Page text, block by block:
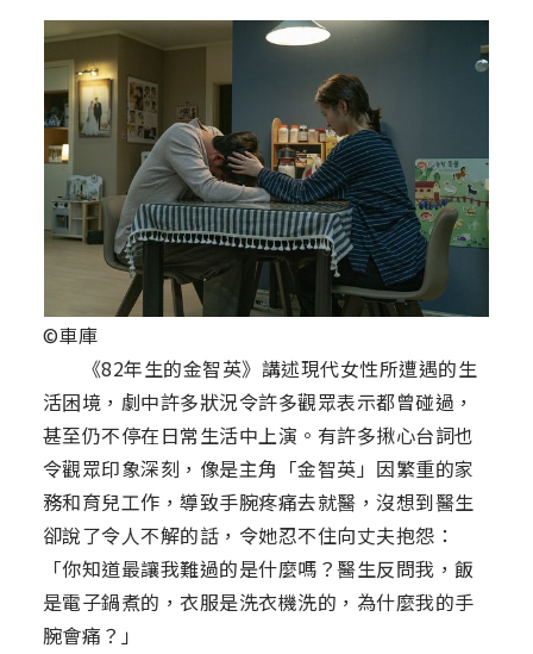
©車庫
《82年生的金智英》講述現代女性所遭遇的生
活困境，劇中許多狀況令許多觀眾表示都曾碰過，
甚至仍不停在日常生活中上演。有許多揪心台詞也
令觀眾印象深刻，像是主角「金智英」因繁重的家
務和育兒工作，導致手腕疼痛去就醫，沒想到醫生
卻說了令人不解的話，令她忍不住向丈夫抱怨：
「你知道最讓我難過的是什麼嗎？醫生反問我，飯
是電子鍋煮的，衣服是洗衣機洗的，為什麼我的手
腕會痛？」